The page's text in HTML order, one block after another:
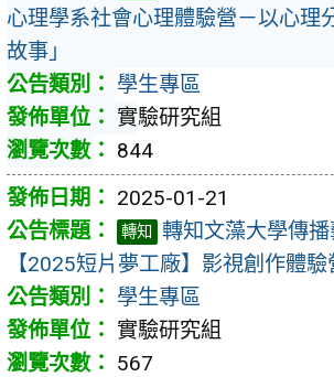
心理學系社會心理體驗營－以心
故事」
學生專區
實驗研究組
844
2025-01-21
轉知
轉知文藻大學傳
【2025短片夢工廠】影視創作體驗
學生專區
實驗研究組
567